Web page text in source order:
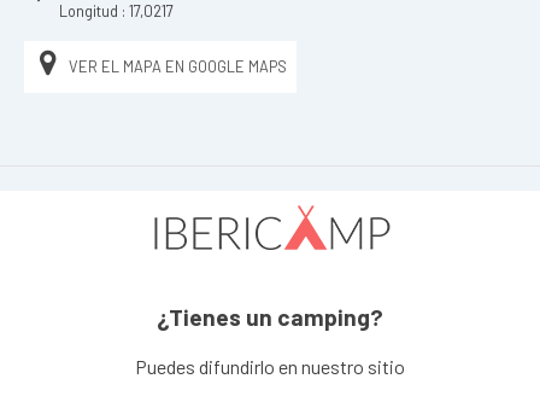
Longitud : 17,0217
VER EL MAPA EN GOOGLE MAPS
¿Tienes un camping?
Puedes difundirlo en nuestro sitio